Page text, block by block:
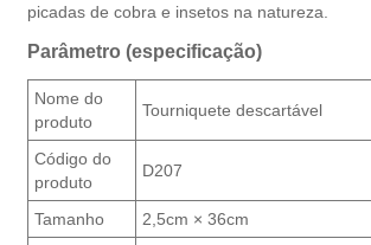
picadas de cobra e insetos na natureza.
Parâmetro (especificação)
Nome do
produto
Tourniquete descartável
Código do
produto
D207
Tamanho
2,5cm × 36cm